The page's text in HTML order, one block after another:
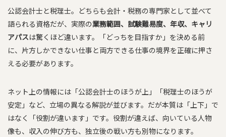
公認会計士と税理士。どちらも会計・税務の専門家として並べて
語られる資格だが、実際の業務範囲、試験難易度、年収、キャリ
アパスは驚くほど違います。「どっちを目指すか」を決める前
に、片方しかできない仕事と両方できる仕事の境界を正確に押さ
える必要があります。
ネット上の情報には「公認会計士のほうが上」「税理士のほうが
安定」など、立場の異なる解説が並びます。だが本質は「上下」で
はなく「役割が違います」です。役割が違えば、向いている人物
像も、収入の伸び方も、独立後の戦い方も別物になります。